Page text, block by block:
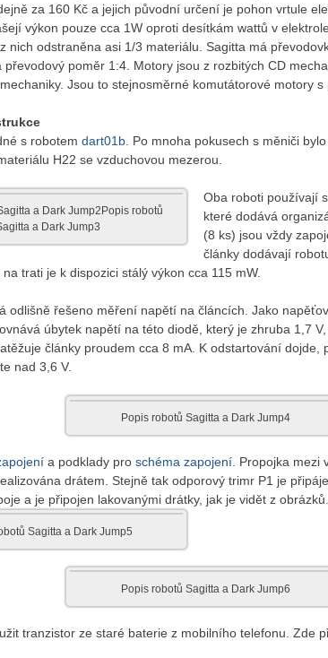
za 160 Kč a jejich původní určení je pohon vrtule
výkon pouze cca 1W oproti desítkám wattů v
nich odstraněna asi 1/3 materiálu. Sagitta má
převodový poměr 1:4. Motory jsou z rozbitých CD
Jsou to stejnosměrné komutátorové motory s
s robotem dart01b . Po mnoha pokusech s měniči
H22 se vzduchovou mezerou.
a Dark Jump2Popis robotů
a Dark Jump3
Oba roboti používají
které dodává
(8 ks) jsou vždy
články dodávají
trati je k dispozici stálý výkon cca 115 mW.
odlišně řešeno měření napětí na článcích. Jako
úbytek napětí na této diodě, který je zhruba 1,7
články proudem cca 8 mA. K odstartování dojde,
nad 3,6 V.
Popis robotů Sagitta a Dark Jump4
a podklady pro schéma zapojení . Propojka
drátem. Stejně tak odporový trimr P1 je
a je připojen lakovanými drátky, jak je vidět z obrázků.
Sagitta a Dark Jump5
Popis robotů Sagitta a Dark Jump6
tranzistor ze staré baterie z mobilního telefonu. Zde